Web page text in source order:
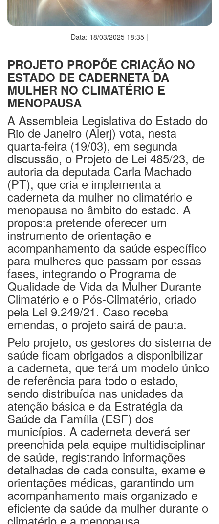
PROJETO PROPÕE CRIAÇÃO NO
ESTADO DE CADERNETA DA
MULHER NO CLIMATÉRIO E
MENOPAUSA
A Assembleia Legislativa do Estado do
Rio de Janeiro (Alerj) vota, nesta
quarta-feira (19/03), em segunda
discussão, o Projeto de Lei 485/23, de
autoria da deputada Carla Machado
(PT), que cria e implementa a
caderneta da mulher no climatério e
menopausa no âmbito do estado. A
proposta pretende oferecer um
instrumento de orientação e
acompanhamento da saúde específico
para mulheres que passam por essas
fases, integrando o Programa de
Qualidade de Vida da Mulher Durante
Climatério e o Pós-Climatério, criado
pela Lei 9.249/21. Caso receba
emendas, o projeto sairá de pauta.
Pelo projeto, os gestores do sistema de
saúde ficam obrigados a disponibilizar
a caderneta, que terá um modelo único
de referência para todo o estado,
sendo distribuída nas unidades da
atenção básica e da Estratégia da
Saúde da Família (ESF) dos
municípios. A caderneta deverá ser
preenchida pela equipe multidisciplinar
de saúde, registrando informações
detalhadas de cada consulta, exame e
orientações médicas, garantindo um
acompanhamento mais organizado e
eficiente da saúde da mulher durante o
climatério e a menopausa.